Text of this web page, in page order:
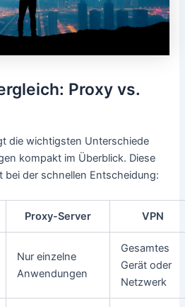
Proxy vs.
die wichtigsten Unterschiede
kompakt im Überblick. Diese
bei der schnellen Entscheidung:
Proxy-Server VPN
Nur einzelne
Anwendungen
Gesamtes
Gerät oder
Netzwerk